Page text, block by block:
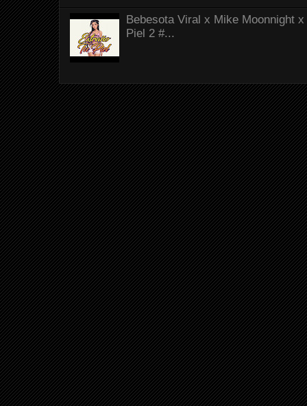
Bebesota Viral x Mike Moonnight
Piel 2 #...